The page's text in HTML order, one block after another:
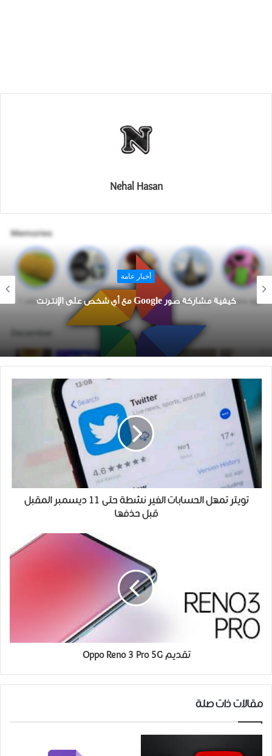
Nehal Hasan
أخبار عامة
كيفية مشاركة صور Google مع أي شخص على الإنترنت
ﺗﻮيتر تمهل الحسابات الغير نشطة ﺣﺘﻰ 11 ﺩﻳﺴﻤﺒﺮ ﺍﻟﻤﻘﺒﻞ
ﻗﺒﻞ ﺣﺬﻓﻬﺎ
تقديم Oppo Reno 3 Pro 5G
مقالات ذات صلة